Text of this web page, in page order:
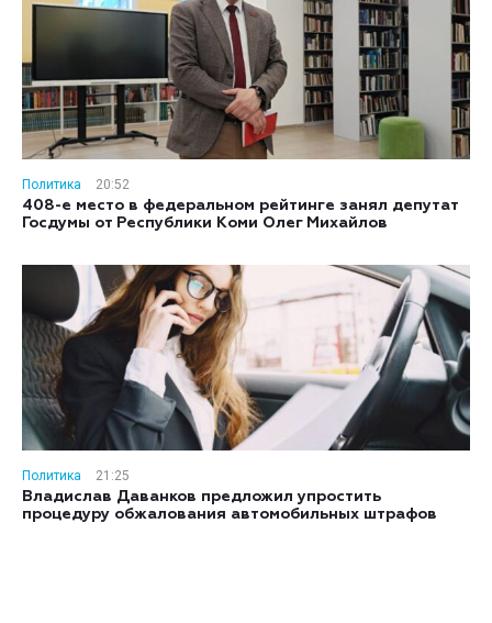
Политика
20:52
408-е место в федеральном рейтинге занял депутат
Госдумы от Республики Коми Олег Михайлов
Политика
21:25
Владислав Даванков предложил упростить
процедуру обжалования автомобильных штрафов